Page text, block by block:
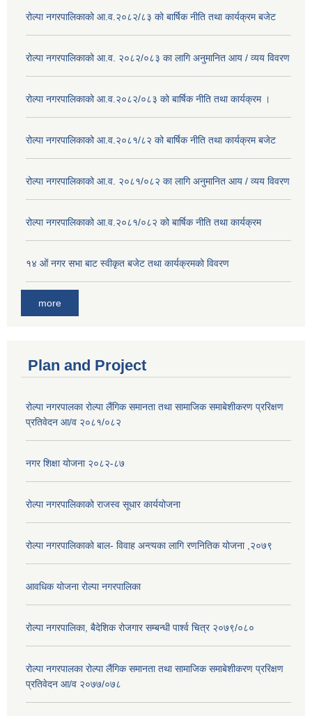
रोल्पा नगरपालिकाको आ.व.२०८२/८३ को बार्षिक नीति तथा कार्यक्रम बजेट
रोल्पा नगरपालिकाको आ.व. २०८२/०८३ का लागि अनुमानित आय / व्यय विवरण
रोल्पा नगरपालिकाको आ.व.२०८२/०८३ को बार्षिक नीति तथा कार्यक्रम ।
रोल्पा नगरपालिकाको आ.व.२०८१/८२ को बार्षिक नीति तथा कार्यक्रम बजेट
रोल्पा नगरपालिकाको आ.व. २०८१/०८२ का लागि अनुमानित आय / व्यय विवरण
रोल्पा नगरपालिकाको आ.व.२०८१/०८२ को बार्षिक नीति तथा कार्यक्रम
१४ ओं नगर सभा बाट स्वीकृत बजेट तथा कार्यक्रमको विवरण
more
Plan and Project
रोल्पा नगरपालका रोल्पा लैंगिक समानता तथा सामाजिक समाबेशीकरण प्ररिक्षण
प्रतिवेदन आ/व २०८१/०८२
नगर शिक्षा योजना २०८२-८७
रोल्पा नगरपालिकाको राजस्व सूधार कार्ययोजना
रोल्पा नगरपालिकाको बाल- विवाह अन्त्यका लागि रणनितिक योजना ,२०७९
आवधिक योजना रोल्पा नगरपालिका
रोल्पा नगरपालिका, बैदेशिक रोजगार सम्बन्धी पार्श्व चित्र २०७९/०८०
रोल्पा नगरपालका रोल्पा लैंगिक समानता तथा सामाजिक समाबेशीकरण प्ररिक्षण
प्रतिवेदन आ/व २०७७/०७८